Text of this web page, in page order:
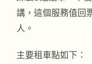
講，這個服務值
人。
主要租車點如下：